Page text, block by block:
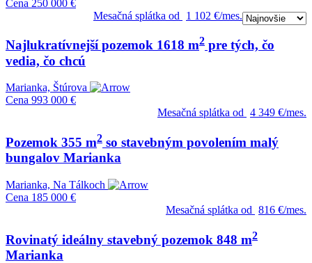
Cena 250 000 €
Mesačná splátka od
1 102 €/mes.
Najlukratívnejší pozemok 1618 m2 pre tých, čo
vedia, čo chcú
Marianka, Štúrova
Cena 993 000 €
Mesačná splátka od 4 349 €/mes.
Pozemok 355 m2 so stavebným povolením malý
bungalov Marianka
Marianka, Na Tálkoch
Cena 185 000 €
Mesačná splátka od 816 €/mes.
Rovinatý ideálny stavebný pozemok 848 m2
Marianka